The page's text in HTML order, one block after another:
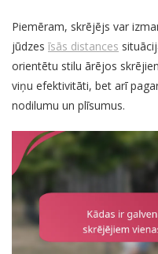
Piemēram, skrējējs var
jūdzes īsās distances
orientētu stilu ārējos
viņu efektivitāti, bet arī
nodilumu un plīsumus.